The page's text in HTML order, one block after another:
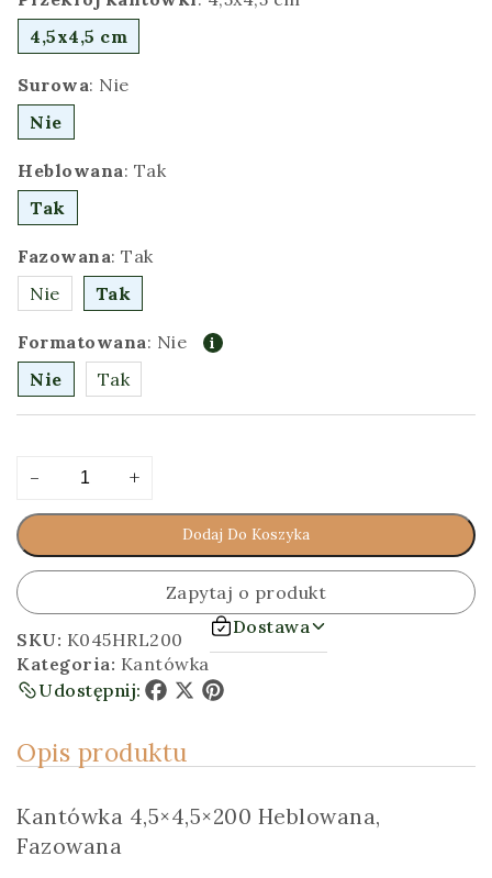
4,5x4,5 cm
Surowa: Nie
Nie
Heblowana: Tak
Tak
Fazowana: Tak
Nie
Tak
Formatowana: Nie
Nie
Tak
-
Kantówka
4,5x4,5x200
[cm]
Heblowana,
Fazowana
+
Dodaj Do Koszyka
Alternative:
Zapytaj o produkt
SKU: K045HRL200
Kategoria: Kantówka
Dostawa
Udostępnij:
Opis produktu
Kantówka 4,5×4,5×200 Heblowana,
Fazowana